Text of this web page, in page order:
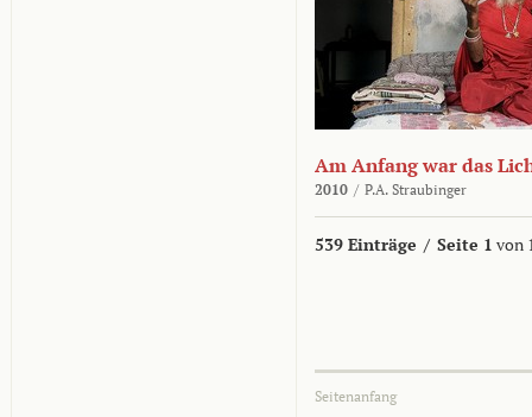
Am Anfang war das
2010 / P.A. Straubinger
539 Einträge / Seite 1 von
Seitenanfang